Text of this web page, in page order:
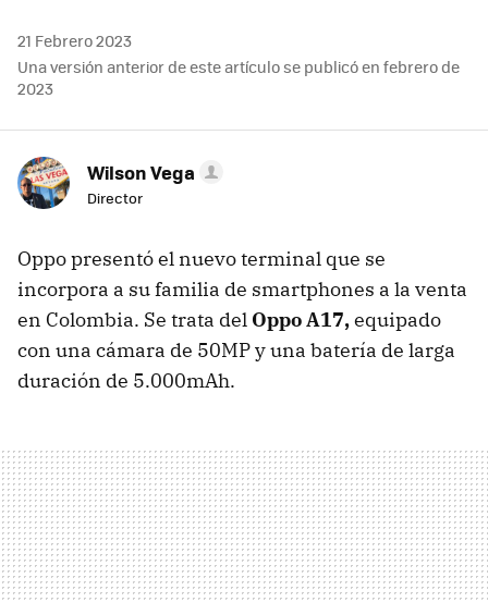
21 Febrero 2023
Una versión anterior de este artículo se publicó en febrero de
2023
Wilson Vega
Director
Oppo presentó el nuevo terminal que se
incorpora a su familia de smartphones a la venta
en Colombia. Se trata del Oppo A17,equipado
con una cámara de 50MP y una batería de larga
duración de 5.000mAh.